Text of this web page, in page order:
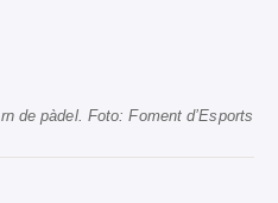
de pàdel. Foto: Foment d’Esports